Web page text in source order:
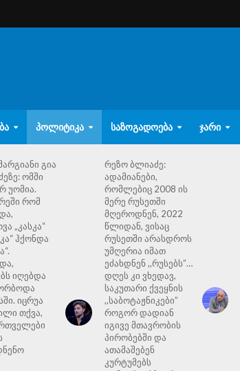
ᲞᲝᲚᲘᲢᲘᲙᲐ ᲡᲐᲖᲝᲒᲐᲓᲝᲔᲑᲐ ᲯᲐᲠᲘ
გია
ომში
უომია.
რომ
„კასკა“
ჰქონდა
იღებდა
იცრუა
თქვა,
რეზო ბლიაძე:
ადამიანები,
რომლებიც 2008 ის
მერე რუსეთში
მღეროდნენ, 2022
წლიდან, ვისაც
რუსეთში არასდროს
უმღერია იმათ
ეძახდნენ ,,რუსებს”…
დღეს კი ვხედავ,
საკუთარი ქვეყნის
,,საბოტაჟნიკები”
როგორ დადიან
იგივე მთავრობის
პირობებში და
ათამაშებენ
კურტუმებს